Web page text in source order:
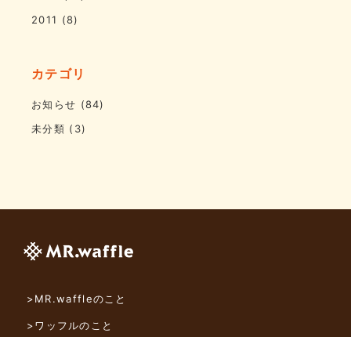
2011 (8)
カテゴリ
お知らせ (84)
未分類 (3)
>MR.waffleのこと
>ワッフルのこと